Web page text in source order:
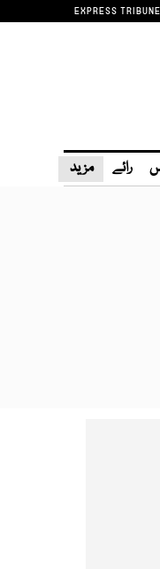
EXPRESS TRIBUNE
رائے مزید